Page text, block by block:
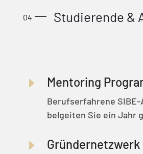
Studierende &
E Mentoring
Berufserfahrene SIBE-
belgeiten Sie ein Jahr
E Gründernetzwerk